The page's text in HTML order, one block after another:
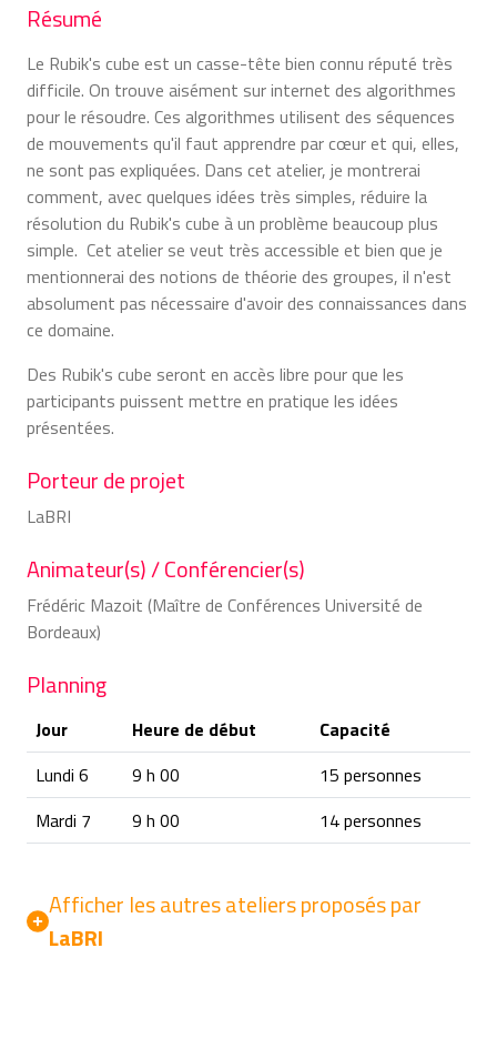
Résumé
Le Rubik's cube est un casse-tête bien connu réputé très
difficile. On trouve aisément sur internet des algorithmes
pour le résoudre. Ces algorithmes utilisent des séquences
de mouvements qu'il faut apprendre par cœur et qui, elles,
ne sont pas expliquées. Dans cet atelier, je montrerai
comment, avec quelques idées très simples, réduire la
résolution du Rubik's cube à un problème beaucoup plus
simple. Cet atelier se veut très accessible et bien que je
mentionnerai des notions de théorie des groupes, il n'est
absolument pas nécessaire d'avoir des connaissances dans
ce domaine.
Des Rubik's cube seront en accès libre pour que les
participants puissent mettre en pratique les idées
présentées.
Porteur de projet
LaBRI
Animateur(s) / Conférencier(s)
Frédéric Mazoit (Maître de Conférences Université de
Bordeaux)
Planning
Jour Heure de début
Capacité
Lundi 6
9 h 00
15 personnes
Mardi 7
9 h 00 14 personnes
Afficher les autres ateliers proposés par
LaBRI